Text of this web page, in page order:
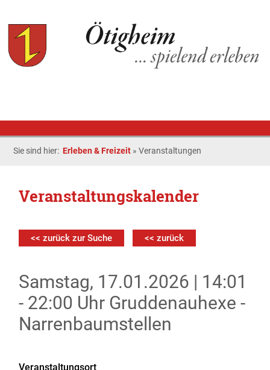
Sie sind hier: Erleben & Freizeit »Veranstaltungen
Veranstaltungskalender
<< zurück zur Suche << zurück
Samstag, 17.01.2026 | 14:01
- 22:00 Uhr Gruddenauhexe -
Narrenbaumstellen
Veranstaltungsort